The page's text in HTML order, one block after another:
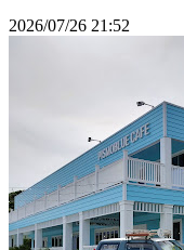
2026/07/26 21:52